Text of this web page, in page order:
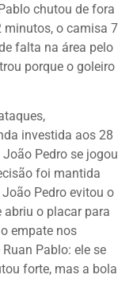
chutou de fora
minutos, o camisa 7
falta na área pelo
porque o goleiro
investida aos 28
Pedro se jogou
foi mantida
Pedro evitou o
abriu o placar para
empate nos
Pablo: ele se
forte, mas a bola